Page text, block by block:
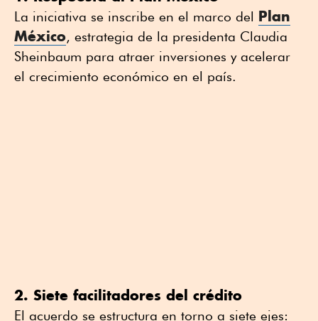
La iniciativa se inscribe en el marco del Plan
México, estrategia de la presidenta Claudia
Sheinbaum para atraer inversiones y acelerar
el crecimiento económico en el país.
2. Siete facilitadores del crédito
El acuerdo se estructura en torno a siete ejes: